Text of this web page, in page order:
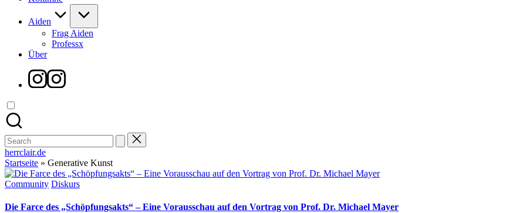
Aiden
Frag Aiden
Professx
Über
Instagram
Search
for:
herrclair.de
Startseite » Generative Kunst
Posted
Community Diskurs
Die Farce des „Schöpfungsakts“ – Eine Vorausschau auf den Vortrag von Prof. Dr. Michael Mayer